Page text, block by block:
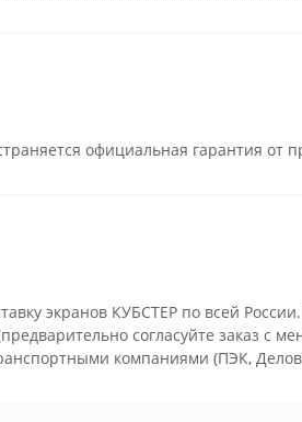
официальная гарантия от
экранов КУБСТЕР по всей
согласуйте заказ с
компаниями (ПЭК,